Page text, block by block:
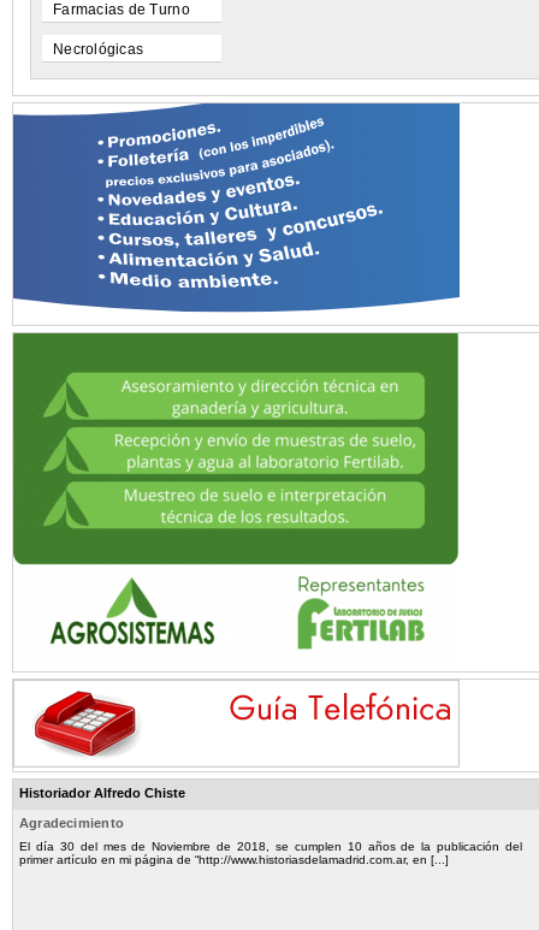
Farmacias de Turno
Necrológicas
Historiador Alfredo Chiste
Agradecimiento
El día 30 del mes de Noviembre de 2018, se cumplen 10 años de la publicación del
primer artículo en mi página de “http://www.historiasdelamadrid.com.ar, en [...]